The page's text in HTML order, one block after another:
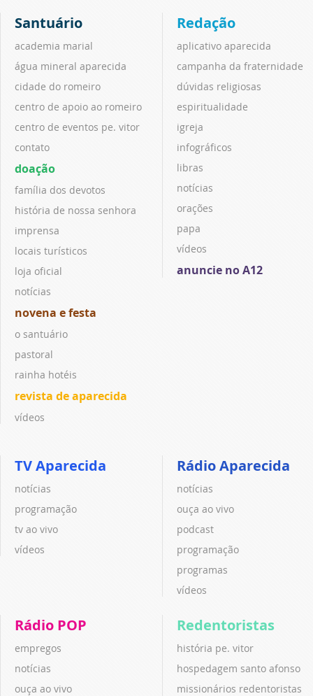
Santuário
academia marial
água mineral aparecida
cidade do romeiro
centro de apoio ao romeiro
centro de eventos pe. vitor
contato
doação
família dos devotos
história de nossa senhora
imprensa
locais turísticos
loja oficial
notícias
novena e festa
o santuário
pastoral
rainha hotéis
revista de aparecida
vídeos
Redação
aplicativo aparecida
campanha da fraternidade
dúvidas religiosas
espiritualidade
igreja
infográficos
libras
notícias
orações
papa
vídeos
anuncie no A12
TV Aparecida
notícias
programação
tv ao vivo
vídeos
Rádio Aparecida
notícias
ouça ao vivo
podcast
programação
programas
vídeos
Rádio POP
empregos
notícias
ouça ao vivo
Redentoristas
história pe. vitor
hospedagem santo afonso
missionários redentoristas